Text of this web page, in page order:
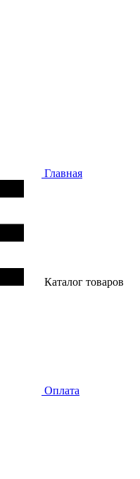
Главная
Каталог товаров
Оплата